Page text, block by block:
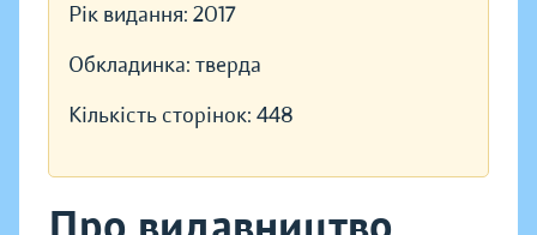
Рік видання: 2017
Обкладинка: тверда
Кількість сторінок: 448